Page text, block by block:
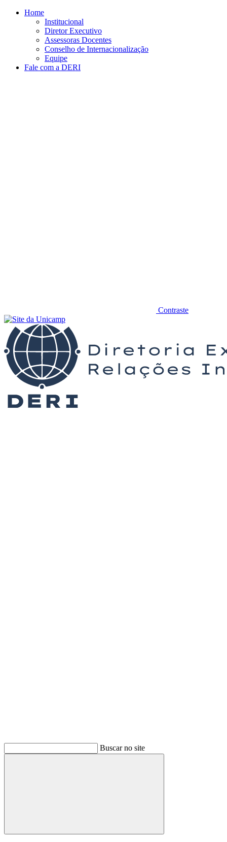
Conteúdo principal
Home
Institucional
Diretor Executivo
Assessoras Docentes
Conselho de Internacionalização
Equipe
Fale com a DERI
Contraste
Buscar no site
Buscar